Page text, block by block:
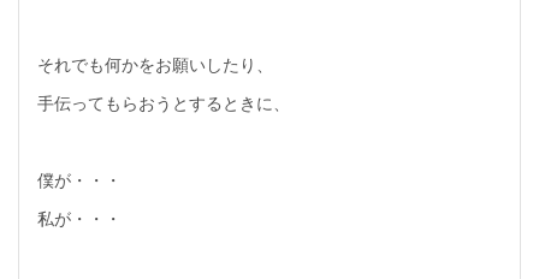
それでも何かをお願いしたり、
手伝ってもらおうとするときに、
僕が・・・
私が・・・